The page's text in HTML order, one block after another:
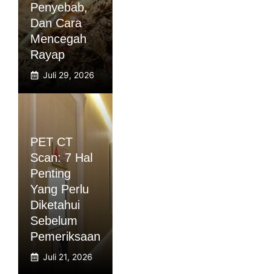
Penyebab,
Dan Cara
Mencegah
Rayap
Juli 29, 2026
PET CT
Scan: 7 Hal
Penting
Yang Perlu
Diketahui
Sebelum
Pemeriksaan
Juli 21, 2026